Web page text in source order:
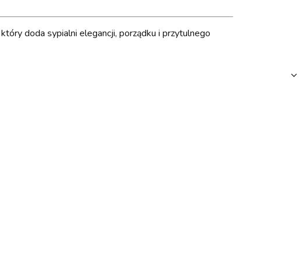
doda sypialni elegancji, porządku i przytulnego